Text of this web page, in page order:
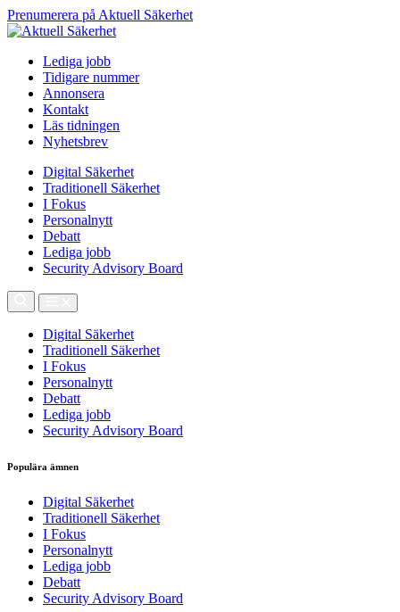
Prenumerera på Aktuell Säkerhet
Lediga jobb
Tidigare nummer
Annonsera
Kontakt
Läs tidningen
Nyhetsbrev
Digital Säkerhet
Traditionell Säkerhet
I Fokus
Personalnytt
Debatt
Lediga jobb
Security Advisory Board
Digital Säkerhet
Traditionell Säkerhet
I Fokus
Personalnytt
Debatt
Lediga jobb
Security Advisory Board
Populära ämnen
Digital Säkerhet
Traditionell Säkerhet
I Fokus
Personalnytt
Lediga jobb
Debatt
Security Advisory Board